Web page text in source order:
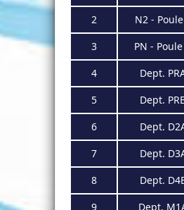
2 N2 -
3 PN -
4 Dept.
5 Dept.
6 Dept.
7 Dept.
8 Dept.
9 Dept.